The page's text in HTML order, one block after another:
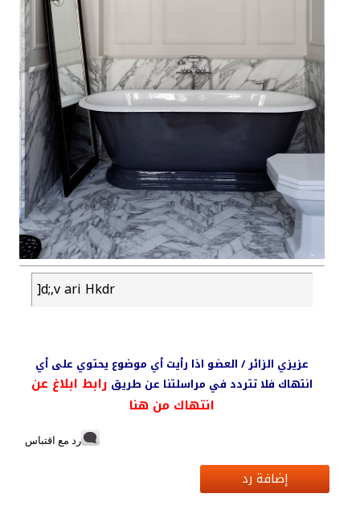
]d;,v ari Hkdr
عزيزي الزائر / العضو اذا رأيت أي موضوع يحتوي على أي
انتهاك فلا تتردد في مراسلتنا عن طريق رابط ابلاغ عن
انتهاك من هنا
رد مع اقتباس
إضافة رد